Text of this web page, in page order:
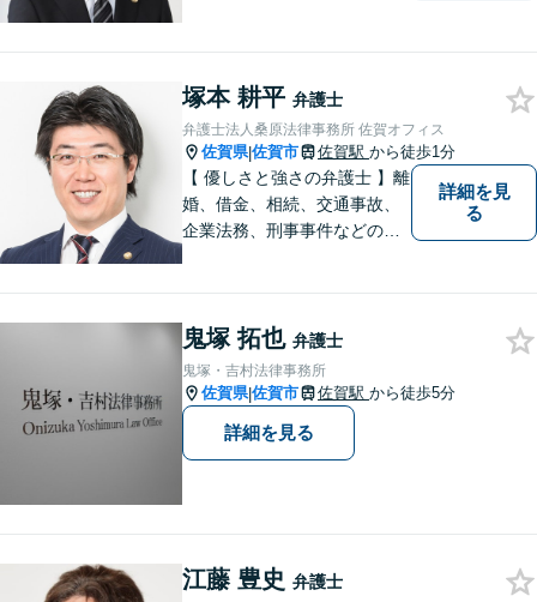
なリーガルサービスを提供い
たします。
塚本 耕平 弁護士
弁護士法人桑原法律事務所 佐賀オフィス
佐賀県|佐賀市 佐賀駅 から徒歩1分
【 優しさと強さの弁護士 】離
婚、借金、相続、交通事故、
企業法務、刑事事件などのご
なリーガルサービスを提供い
たします。
詳細を見
る
鬼塚 拓也 弁護士
鬼塚・吉村法律事務所
佐賀県|佐賀市 佐賀駅 から徒歩5分
詳細を見る
江藤 豊史 弁護士